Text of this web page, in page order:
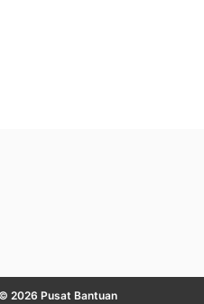
© 2026 Pusat Bantuan